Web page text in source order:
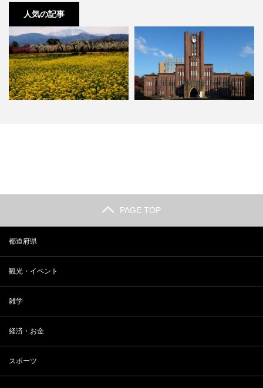
人気の記事
PAGE TOP
都道府県
観光・イベント
雑学
経済・お金
スポーツ